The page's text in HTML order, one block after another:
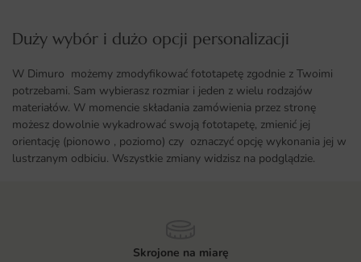
Duży wybór i dużo opcji personalizacji ​
W Dimuro możemy zmodyfikować fototapetę zgodnie z Twoimi
potrzebami. Sam wybierasz rozmiar i jeden z wielu rodzajów
materiałów. W momencie składania zamówienia przez stronę
możesz dowolnie wykadrować swoją fototapetę, zmienić jej
orientację (pionowo , poziomo) czy oznaczyć opcję wykonania jej w
lustrzanym odbiciu. Wszystkie zmiany widzisz na podglądzie.
Skrojone na miarę